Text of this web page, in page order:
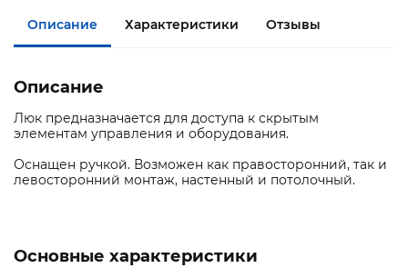
Описание Характеристики Отзывы
Описание
Люк предназначается для доступа к скрытым
элементам управления и оборудования.
Оснащен ручкой. Возможен как правосторонний, так и
левосторонний монтаж, настенный и потолочный.
Основные характеристики